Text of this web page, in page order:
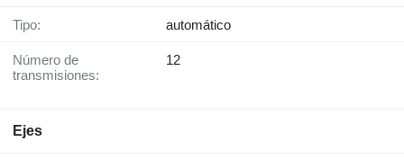
Tipo: automático
Número de
transmisiones:
12
Ejes